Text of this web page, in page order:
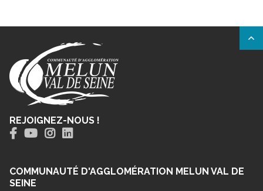
REJOIGNEZ-NOUS !
COMMUNAUTÉ D'AGGLOMÉRATION MELUN VAL DE
SEINE